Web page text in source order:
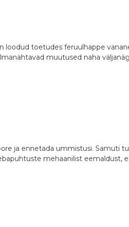
loodud toetudes feruulhappe
muutused naha
ja ennetada ummistusi. Samuti
mehaanilist eemaldust,